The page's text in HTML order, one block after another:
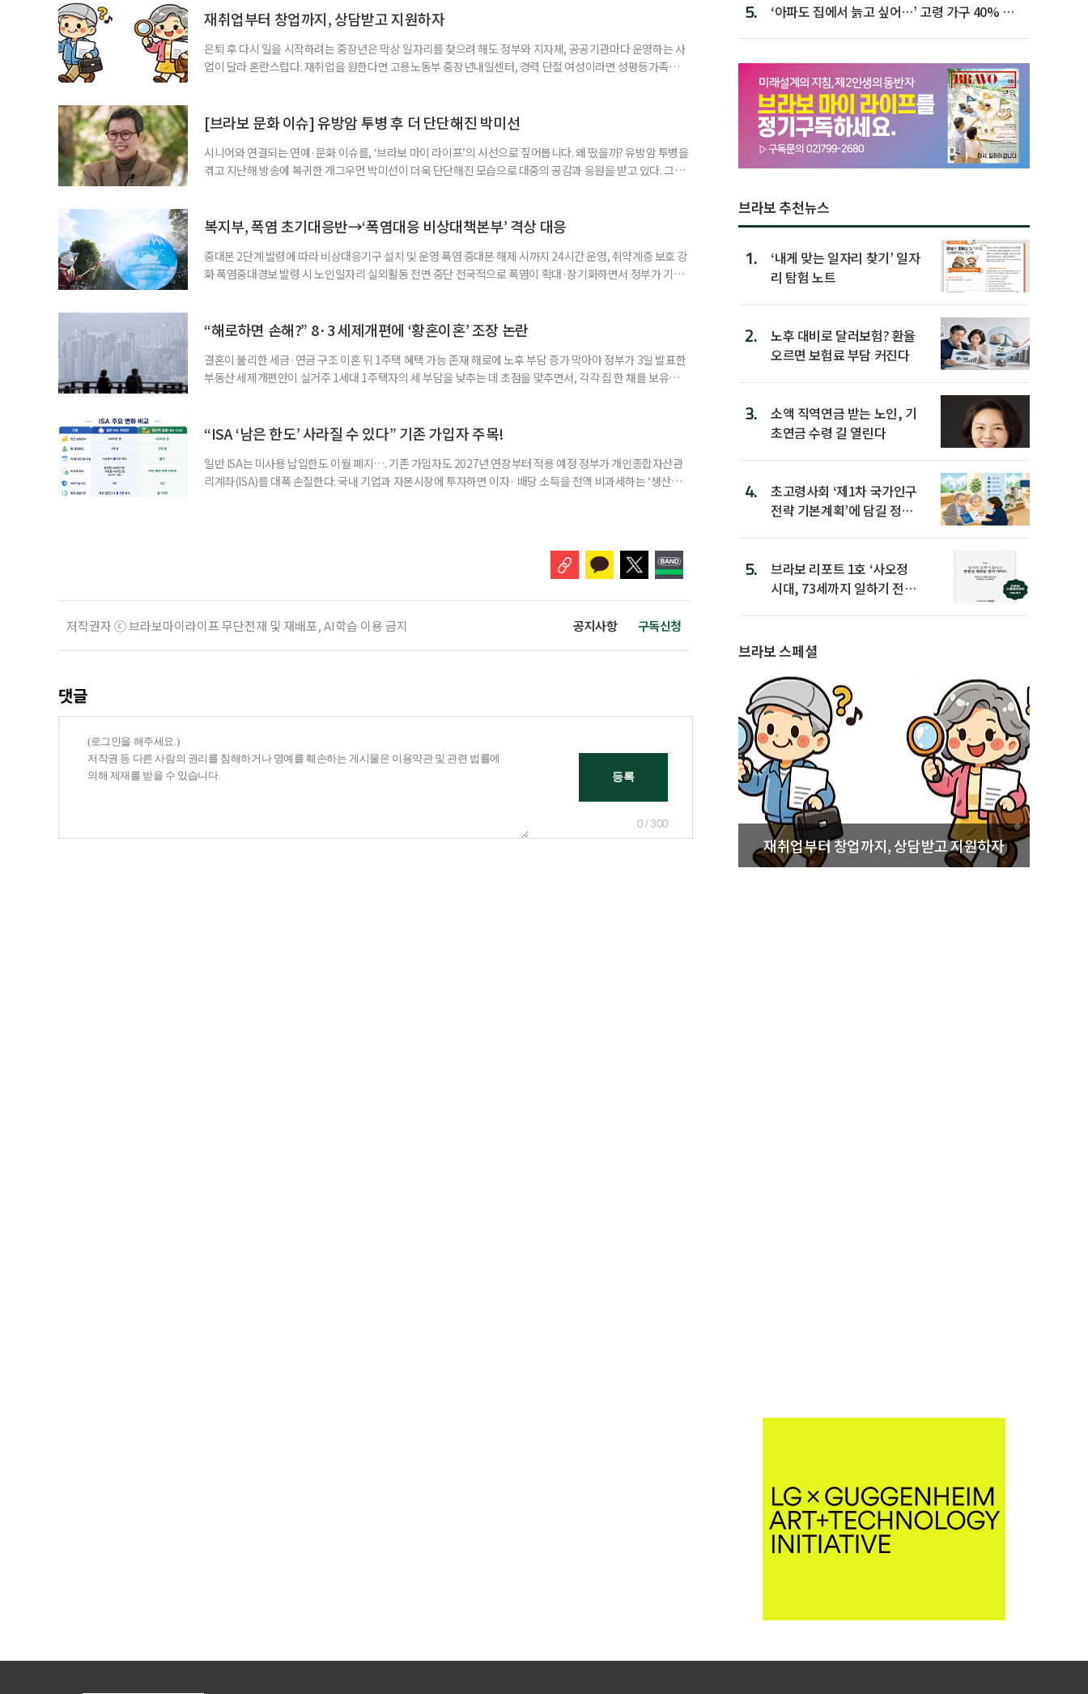
재취업부터 창업까지, 상담받고 지원하자
은퇴 후 다시 일을 시작하려는 중장년은 막상 일자리를 찾으려 해도 정부와 지자체, 공공기관마다 운영하는 사
업이 달라 혼란스럽다. 재취업을 원한다면 고용노동부 중장년내일센터, 경력 단절 여성이라면 성평등가족부
준비부터 구직 수당까지 고용노동부 국민취업지원제도 구직활동이 쉽지 않은 사람을 위한 제도다. 개인별 취
업 지원 계획을 세
[브라보 문화 이슈] 유방암 투병 후 더 단단해진 박미선
시니어와 연결되는 연예·문화 이슈를, ‘브라보 마이 라이프’의 시선으로 짚어봅니다. 왜 떴을까? 유방암 투병을
겪고 지난해 방송에 복귀한 개그우먼 박미선이 더욱 단단해진 모습으로 대중의 공감과 응원을 받고 있다. 그러
까. 오랜 방송 생활 뒤 전해진 투병 소식 박미선은 재치 있는 말솜씨와 공감 능력으로
복지부, 폭염 초기대응반→‘폭염대응 비상대책본부’ 격상 대응
중대본 2단계 발령에 따라 비상대응기구 설치 및 운영 폭염 중대본 해제 시까지 24시간 운영, 취약계층 보호 강
화 폭염중대경보 발령 시 노인일자리 실외활동 전면 중단 전국적으로 폭염이 확대·장기화하면서 정부가 기존
책본부(중대본) 2단계(심각)가 발령된 이후에도 폭염이 전국적으로 확대되고 장기화한 데 따른 것이다. 기존에
“해로하면 손해?” 8·3 세제개편에 ‘황혼이혼’ 조장 논란
결혼이 불리한 세금·연금 구조 이혼 뒤 1주택 혜택 가능 존재 해로에 노후 부담 증가 막아야 정부가 3일 발표한
부동산 세제개편안이 실거주 1세대 1주택자의 세 부담을 낮추는 데 초점을 맞추면서, 각각 집 한 채를 보유한
부가 각자 집 한 채씩을 보유하면 한 세대가 두 채를 가진 것으로 보지만, 실제 이혼해 주거와 생계를 분
“ISA ‘남은 한도’ 사라질 수 있다” 기존 가입자 주목!
일반 ISA는 미사용 납입한도 이월 폐지…. 기존 가입자도 2027년 연장부터 적용 예정 정부가 개인종합자산관
리계좌(ISA)를 대폭 손질한다. 국내 기업과 자본시장에 투자하면 이자· 배당 소득을 전액 비과세하는 ‘생산적
저작권자 ⓒ 브라보마이라이프 무단전재 및 재배포, AI학습 이용 금지 공지사항 구독신청
댓글
0 / 300
5.
‘아파도 집에서 늙고 싶어…’ 고령 가구 40% 노
브라보 추천뉴스
1.
‘내게 맞는 일자리 찾기’ 일자
리 탐험 노트
2.
노후 대비로 달러보험? 환율
오르면 보험료 부담 커진다
3.
소액 직역연금 받는 노인, 기
초연금 수령 길 열린다
4.
초고령사회 ‘제1차 국가인구
전략 기본계획’에 담길 정책
5.
브라보 리포트 1호 ‘사오정
시대, 73세까지 일하기 전략’
브라보 스페셜
재취업부터 창업까지, 상담받고 지원하자